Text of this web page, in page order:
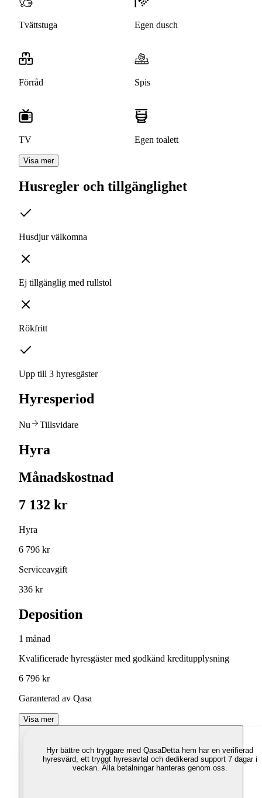
Tvättstuga Egen dusch
Förråd Spis
TV Egen toalett
Visa mer
Husregler och tillgänglighet
Husdjur välkomna
Ej tillgänglig med rullstol
Rökfritt
Upp till 3 hyresgäster
Hyresperiod
Nu Tillsvidare
Hyra
Månadskostnad
7 132 kr
Hyra
6 796 kr
Serviceavgift
336 kr
Deposition
1 månad
Kvalificerade hyresgäster med godkänd kreditupplysning
6 796 kr
Garanterad av Qasa
Visa mer
Hyr bättre och tryggare med QasaDetta hem har en verifierad
hyresvärd, ett tryggt hyresavtal och dedikerad support 7 dagar i
veckan. Alla betalningar hanteras genom oss.